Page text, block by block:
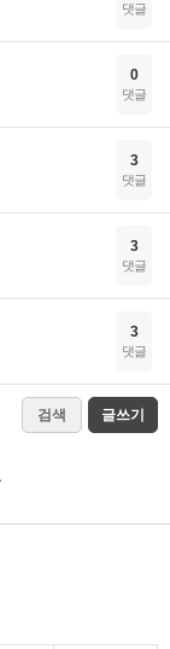
댓글
0
댓글
3
댓글
3
댓글
3
댓글
검색 글쓰기